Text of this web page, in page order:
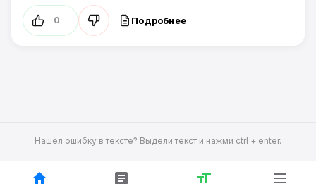
0 Подробнее
Нашёл ошибку в тексте? Выдели текст и нажми ctrl + enter.